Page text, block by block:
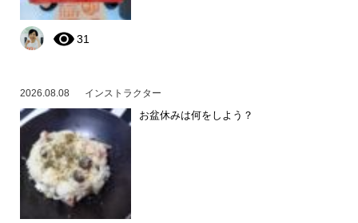
31
2026.08.08 インストラクター
お盆休みは何をしよう？